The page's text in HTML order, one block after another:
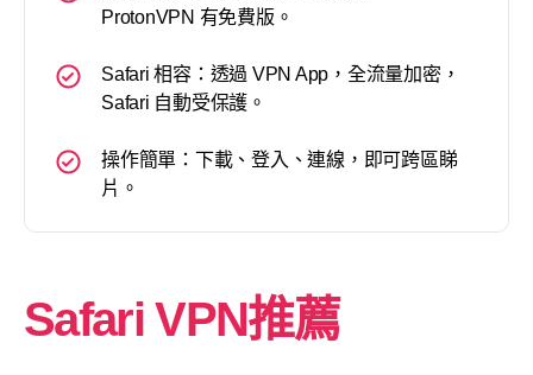
ProtonVPN 有免費版。
Safari 相容：透過 VPN App，全流量加密，
Safari 自動受保護。
操作簡單：下載、登入、連線，即可跨區睇
片。
Safari VPN推薦